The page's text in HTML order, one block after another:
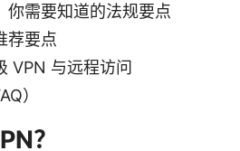
你需要知道的法规要点
荐要点
VPN 与远程访问
）
？